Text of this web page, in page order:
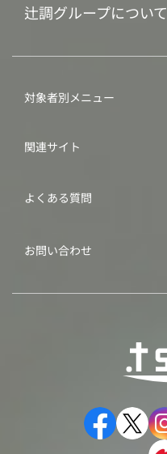
辻調グループについて
対象者別メニュー
関連サイト
よくある質問
お問い合わせ